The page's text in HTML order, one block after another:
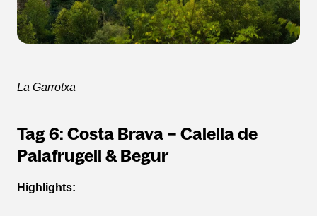
La Garrotxa
Tag 6: Costa Brava – Calella de
Palafrugell & Begur
Highlights: